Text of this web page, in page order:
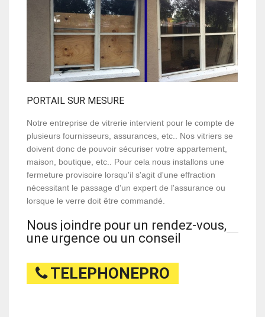
PORTAIL SUR MESURE
Notre entreprise de vitrerie intervient pour le compte de
plusieurs fournisseurs, assurances, etc.. Nos vitriers se
doivent donc de pouvoir sécuriser votre appartement,
maison, boutique, etc.. Pour cela nous installons une
fermeture provisoire lorsqu'il s'agit d'une effraction
nécessitant le passage d'un expert de l'assurance ou
lorsque le verre doit être commandé.
Nous joindre pour un rendez-vous,
une urgence ou un conseil
TELEPHONEPRO